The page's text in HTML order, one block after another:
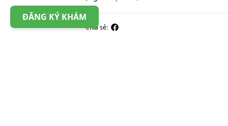
Chia sẻ:
ĐĂNG KÝ KHÁM